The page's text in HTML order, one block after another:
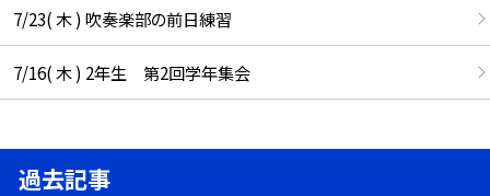
7/23( 木 ) 吹奏楽部の前日練習
7/16( 木 ) 2年生 第2回学年集会
過去記事